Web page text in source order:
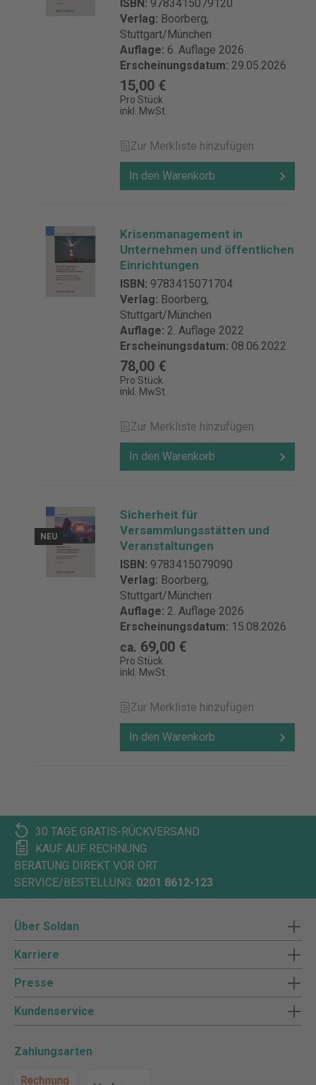
(HSOG und HSOG-DVO)
ISBN: 9783415079120
Verlag: Boorberg,
Stuttgart/München
Auflage: 6. Auflage 2026
Erscheinungsdatum: 29.05.2026
15,00 €
Pro Stück
inkl. MwSt.
Zur Merkliste hinzufügen
In den Warenkorb
Krisenmanagement in
Unternehmen und öffentlichen
Einrichtungen
ISBN: 9783415071704
Verlag: Boorberg,
Stuttgart/München
Auflage: 2. Auflage 2022
Erscheinungsdatum: 08.06.2022
78,00 €
Pro Stück
inkl. MwSt.
Zur Merkliste hinzufügen
In den Warenkorb
NEU
Sicherheit für
Versammlungsstätten und
Veranstaltungen
ISBN: 9783415079090
Verlag: Boorberg,
Stuttgart/München
Auflage: 2. Auflage 2026
Erscheinungsdatum: 15.08.2026
ca. 69,00 €
Pro Stück
inkl. MwSt.
Zur Merkliste hinzufügen
In den Warenkorb
30 TAGE GRATIS-RÜCKVERSAND
KAUF AUF RECHNUNG
BERATUNG DIREKT VOR ORT
SERVICE/BESTELLUNG: 0201 8612-123
Über Soldan
Karriere
Presse
Kundenservice
Zahlungsarten